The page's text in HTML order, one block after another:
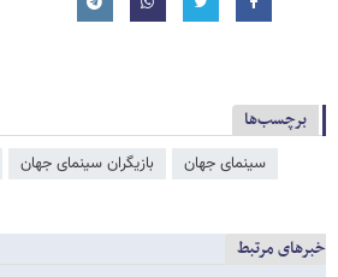
برچسب‌ها
سینمای جهان بازیگران سینمای جهان
خبرهای مرتبط